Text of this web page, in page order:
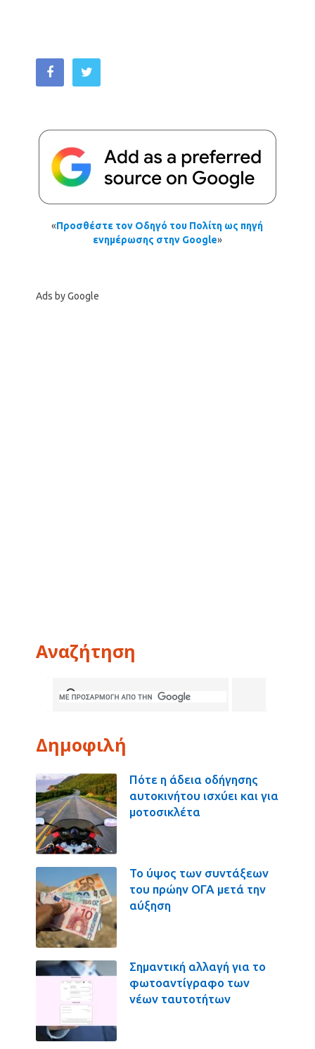
«Προσθέστε τον Οδηγό του Πολίτη ως πηγή
ενημέρωσης στην Google»
Ads by Google
Αναζήτηση
Δημοφιλή
Πότε η άδεια οδήγησης
αυτοκινήτου ισχύει και για
μοτοσικλέτα
Το ύψος των συντάξεων
του πρώην ΟΓΑ μετά την
αύξηση
Σημαντική αλλαγή για το
φωτοαντίγραφο των
νέων ταυτοτήτων